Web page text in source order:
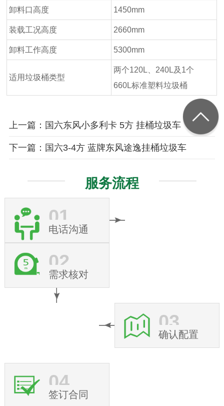
卸料口高度 1450mm
装载工况高度 2660mm
卸料工作高度 5300mm
适用垃圾桶类型
两个120L、240L及1个
660L标准塑料垃圾桶
上一篇：国六东风小多利卡 5方 挂桶垃圾车
下一篇：国六3-4方 蓝牌东风途逸挂桶垃圾车
服务流程
01
电话沟通
02
需求核对
03
确认配置
04
签订合同